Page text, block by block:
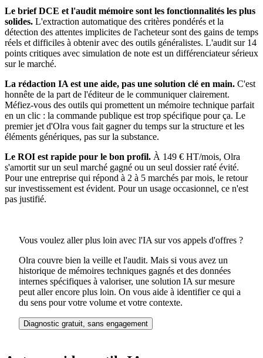
Le brief DCE et l'audit mémoire sont les fonctionnalités les plus
solides. L'extraction automatique des critères pondérés et la
détection des attentes implicites de l'acheteur sont des gains de temps
réels et difficiles à obtenir avec des outils généralistes. L'audit sur 14
points critiques avec simulation de note est un différenciateur sérieux
sur le marché.
La rédaction IA est une aide, pas une solution clé en main. C'est
honnête de la part de l'éditeur de le communiquer clairement.
Méfiez-vous des outils qui promettent un mémoire technique parfait
en un clic : la commande publique est trop spécifique pour ça. Le
premier jet d'Olra vous fait gagner du temps sur la structure et les
éléments génériques, pas sur la substance.
Le ROI est rapide pour le bon profil. À 149 € HT/mois, Olra
s'amortit sur un seul marché gagné ou un seul dossier raté évité.
Pour une entreprise qui répond à 2 à 5 marchés par mois, le retour
sur investissement est évident. Pour un usage occasionnel, ce n'est
pas justifié.
Vous voulez aller plus loin avec l'IA sur vos appels d'offres ?
Olra couvre bien la veille et l'audit. Mais si vous avez un
historique de mémoires techniques gagnés et des données
internes spécifiques à valoriser, une solution IA sur mesure
peut aller encore plus loin. On vous aide à identifier ce qui a
du sens pour votre volume et votre contexte.
Diagnostic gratuit, sans engagement